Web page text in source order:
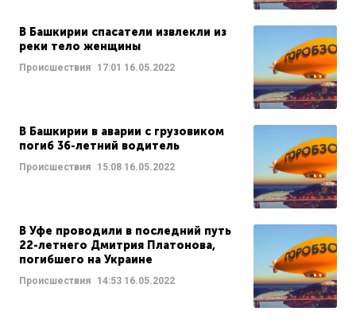
В Башкирии спасатели извлекли из
реки тело женщины
Происшествия 17:01 16.05.2022
В Башкирии в аварии с грузовиком
погиб 36-летний водитель
Происшествия 15:08 16.05.2022
В Уфе проводили в последний путь
22-летнего Дмитрия Платонова,
погибшего на Украине
Происшествия 14:53 16.05.2022